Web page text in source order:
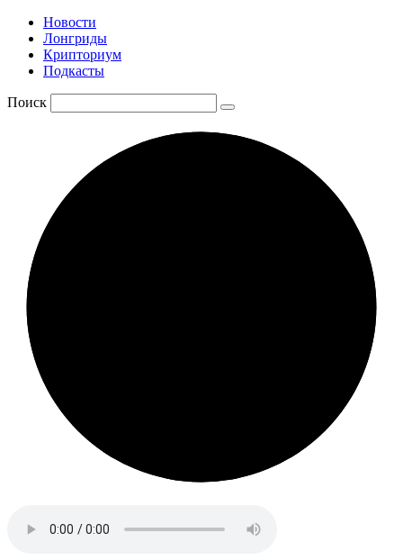
Новости
Лонгриды
Крипториум
Подкасты
Поиск